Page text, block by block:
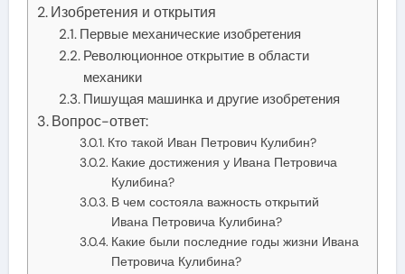
Изобретения и открытия
Первые механические изобретения
Революционное открытие в области
механики
Пишущая машинка и другие изобретения
Вопрос-ответ:
Кто такой Иван Петрович Кулибин?
Какие достижения у Ивана Петровича
Кулибина?
В чем состояла важность открытий
Ивана Петровича Кулибина?
Какие были последние годы жизни Ивана
Петровича Кулибина?